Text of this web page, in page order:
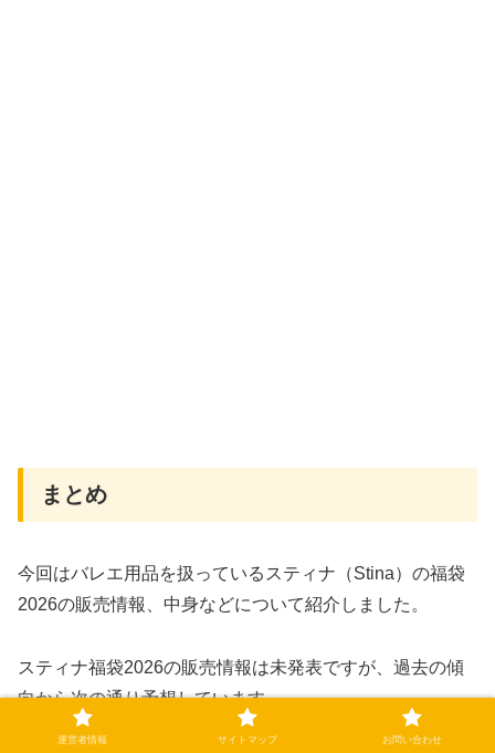
まとめ
今回はバレエ用品を扱っているスティナ（Stina）の福袋
2026の販売情報、中身などについて紹介しました。
スティナ福袋2026の販売情報は未発表ですが、過去の傾
向から次の通り予想しています。
運営者情報 サイトマップ お問い合わせ